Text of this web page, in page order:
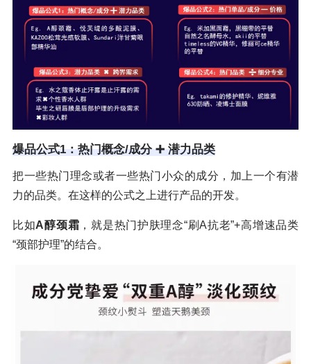
爆品公式1：热门概念/成分 ➕ 潜力品类
把一些热门理念或者一些热门小众的成分，加上一个有潜
力的品类。在这样的公式之上进行产品的开发。
比如A醇颈霜 ，就是热门护肤理念“刷A抗老”+高增速品类
“颈部护理”的结合。